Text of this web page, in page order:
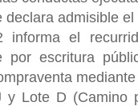
declara admisible el
informa el
por escritura
y Lote D (Camino